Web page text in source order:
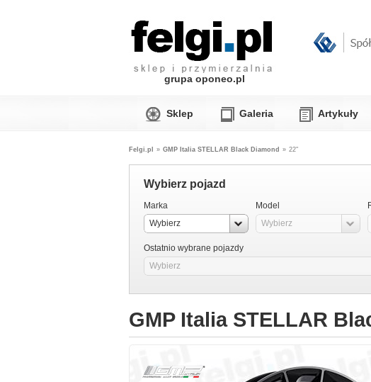
grupa oponeo.pl
Sklep Galeria Artykuły
Felgi.pl » GMP Italia STELLAR Black Diamond » 22"
Wybierz pojazd
Marka
Wybierz
Model
Wybierz
Ostatnio wybrane pojazdy
Wybierz
GMP Italia STELLAR